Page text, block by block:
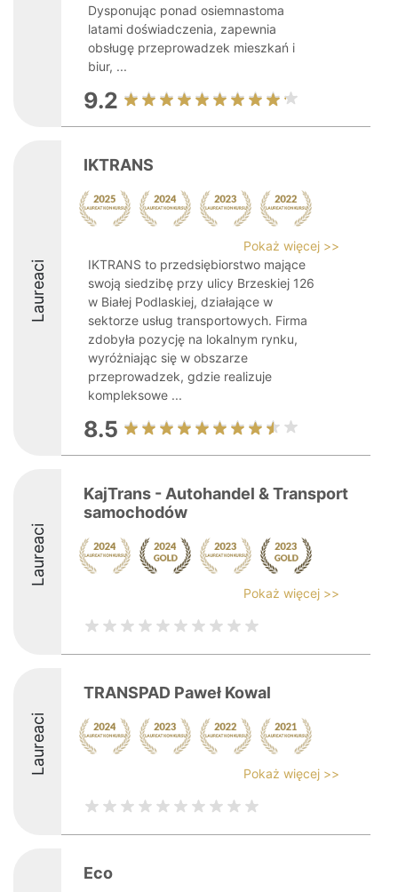
Dysponując ponad osiemnastoma
latami doświadczenia, zapewnia
obsługę przeprowadzek mieszkań i
biur, ...
9.2
Laureaci
IKTRANS
Pokaż więcej >>
IKTRANS to przedsiębiorstwo mające
swoją siedzibę przy ulicy Brzeskiej 126
w Białej Podlaskiej, działające w
sektorze usług transportowych. Firma
zdobyła pozycję na lokalnym rynku,
wyróżniając się w obszarze
przeprowadzek, gdzie realizuje
kompleksowe ...
8.5
Laureaci
KajTrans - Autohandel & Transport
samochodów
Pokaż więcej >>
Laureaci
TRANSPAD Paweł Kowal
Pokaż więcej >>
Eco